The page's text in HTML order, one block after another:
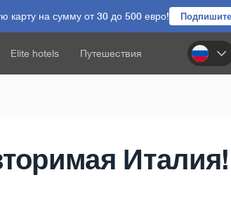
карту на сумму от 30 до 500 евро!
Elite hotels Путешествия
Италия!